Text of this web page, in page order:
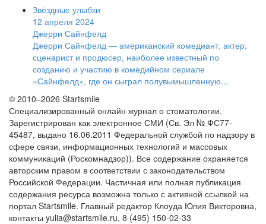
Звёздные улыбки
12 апреля 2024
Джерри Сайнфелд
Джерри Сайнфелд — американский комедиант, актер,
сценарист и продюсер, наиболее известный по
созданию и участию в комедийном сериале
«Сайнфелд», где он сыграл полувымышленную...
© 2010–2026 Startsmile
Специализированный онлайн журнал о стоматологии.
Зарегистрирован как электронное СМИ (Св. Эл № ФС77-
45487, выдано 16.06.2011 Федеральной службой по надзору в
сфере связи, информационных технологий и массовых
коммуникаций (Роскомнадзор)). Все содержание охраняется
авторским правом в соответствии с законодательством
Российской Федерации. Частичная или полная публикация
содержания ресурса возможна только с активной ссылкой на
портал Startsmile. Главный редактор Клоуда Юлия Викторовна,
контакты yulia@startsmile.ru, 8 (495) 150-02-33